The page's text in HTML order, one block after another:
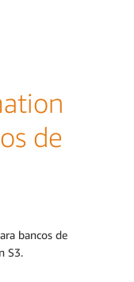
de
bancos de
S3.